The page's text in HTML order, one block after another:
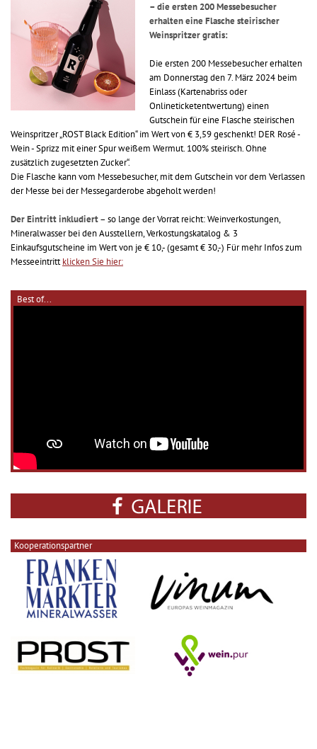
– die ersten 200 Messebesucher
erhalten eine Flasche steirischer
Weinspritzer gratis:
Die ersten 200 Messebesucher erhalten
am Donnerstag den 7. März 2024 beim
Einlass (Kartenabriss oder
Onlineticketentwertung) einen
Gutschein für eine Flasche steirischen
Weinspritzer „ROST Black Edition“ im Wert von € 3,59 geschenkt! DER Rosé -
Wein - Sprizz mit einer Spur weißem Wermut. 100% steirisch. Ohne
zusätzlich zugesetzten Zucker“.
Die Flasche kann vom Messebesucher, mit dem Gutschein vor dem Verlassen
der Messe bei der Messegarderobe abgeholt werden!
Der Eintritt inkludiert– so lange der Vorrat reicht: Weinverkostungen,
Mineralwasser bei den Ausstellern, Verkostungskatalog & 3
Einkaufsgutscheine im Wert von je € 10,- (gesamt € 30,-) Für mehr Infos zum
Messeeintrittklicken Sie hier:
Best of...
Kooperationspartner